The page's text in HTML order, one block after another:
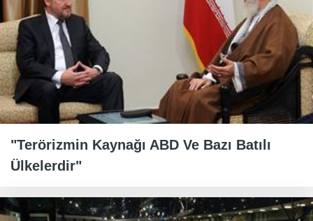
"Terörizmin Kaynağı ABD Ve Bazı Batılı
Ülkelerdir"